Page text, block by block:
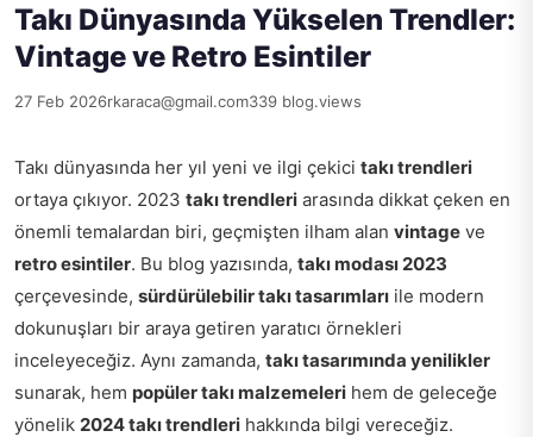
Takı Dünyasında Yükselen Trendler:
Vintage ve Retro Esintiler
27 Feb 2026rkaraca@gmail.com339 blog.views
Takı dünyasında her yıl yeni ve ilgi çekici takı trendleri
ortaya çıkıyor. 2023 takı trendleri arasında dikkat çeken en
önemli temalardan biri, geçmişten ilham alan vintage ve
retro esintiler. Bu blog yazısında, takı modası 2023
çerçevesinde, sürdürülebilir takı tasarımları ile modern
dokunuşları bir araya getiren yaratıcı örnekleri
inceleyeceğiz. Aynı zamanda, takı tasarımında yenilikler
sunarak, hem popüler takı malzemeleri hem de geleceğe
yönelik 2024 takı trendleri hakkında bilgi vereceğiz.